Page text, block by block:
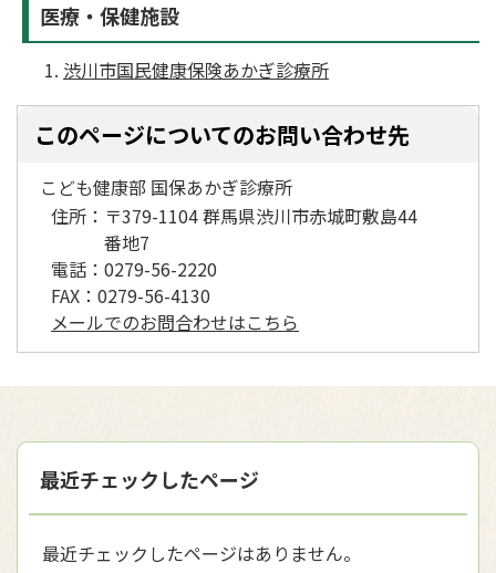
医療・保健施設
渋川市国民健康保険あかぎ診療所
このページについてのお問い合わせ先
こども健康部 国保あかぎ診療所
住所： 〒379-1104 群馬県渋川市赤城町敷島44
番地7
電話： 0279-56-2220
FAX： 0279-56-4130
メールでのお問合わせはこちら
最近チェックしたページ
最近チェックしたページはありません。